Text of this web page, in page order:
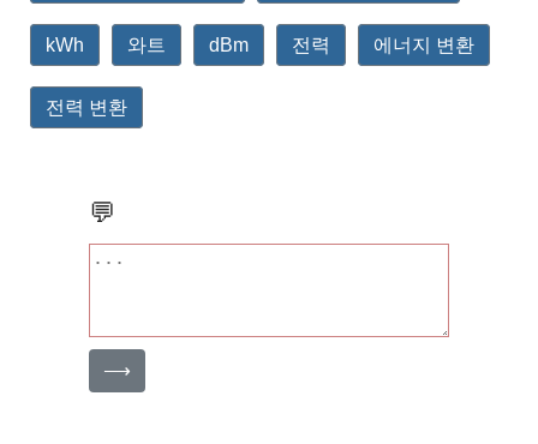
kWh 와트 dBm 전력 에너지 변환
전력 변환
💬
⟶